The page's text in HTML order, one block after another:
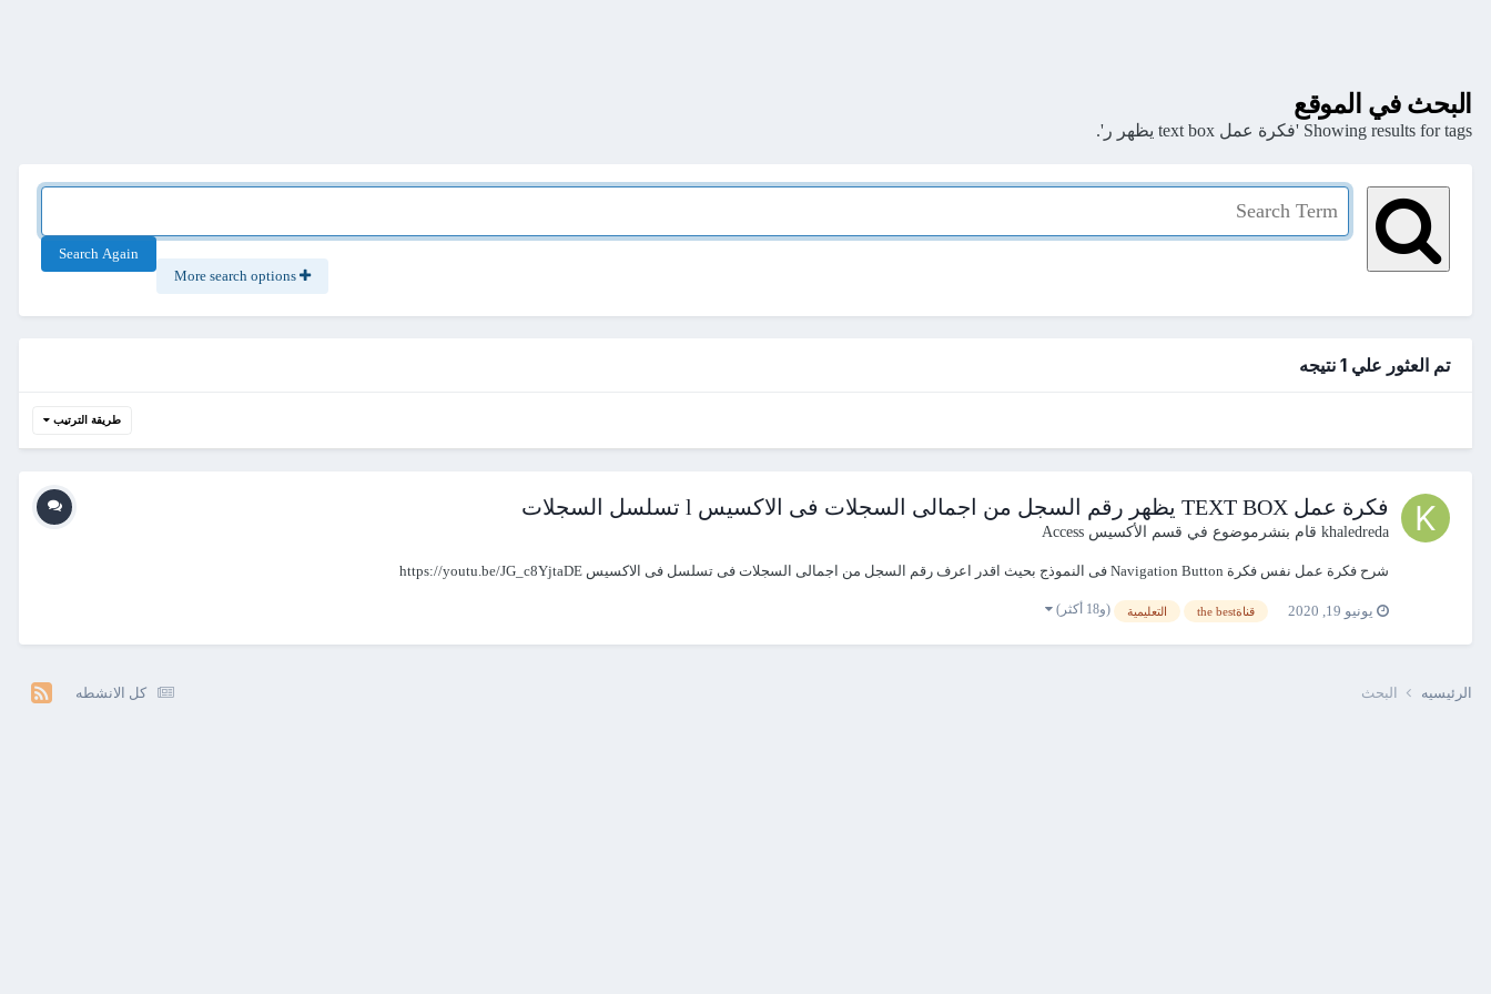
البحث في الموقع
Showing results for tags 'فكرة عمل text box يظهر ر'.
Search Again
تم العثور علي 1 نتيجه
طريقة الترتيب
فكرة عمل TEXT BOX يظهر رقم السجل من اجمالى السجلات فى الاكسيس l تسلسل السجلات
khaledreda قام بنشرموضوع في قسم الأكسيس Access
شرح فكرة عمل نفس فكرة Navigation Button فى النموذج بحيث اقدر اعرف رقم السجل من اجمالى السجلات فى تسلسل فى الاكسيس https://youtu.be/JG_c8YjtaDE
يونيو 19, 2020 قناةthe best التعليمية (و18 أكثر)
كل الانشطه الرئيسيه البحث